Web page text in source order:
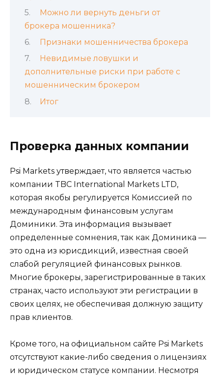
Можно ли вернуть деньги от
брокера мошенника?
Признаки мошенничества брокера
Невидимые ловушки и
дополнительные риски при работе с
мошенническим брокером
Итог
Проверка данных компании
Psi Markets утверждает, что является частью
компании TBC International Markets LTD,
которая якобы регулируется Комиссией по
международным финансовым услугам
Доминики. Эта информация вызывает
определенные сомнения, так как Доминика —
это одна из юрисдикций, известная своей
слабой регуляцией финансовых рынков.
Многие брокеры, зарегистрированные в таких
странах, часто используют эти регистрации в
своих целях, не обеспечивая должную защиту
прав клиентов.
Кроме того, на официальном сайте Psi Markets
отсутствуют какие-либо сведения о лицензиях
и юридическом статусе компании. Несмотря